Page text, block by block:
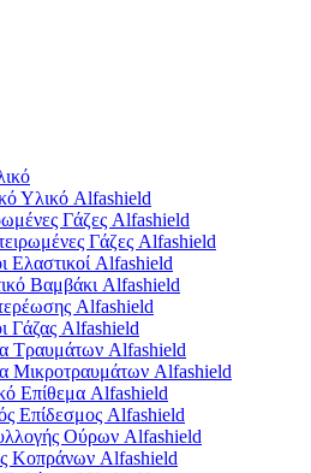
Υλικό Alfashield
Γάζες Alfashield
Γάζες Alfashield
Ελαστικοί Alfashield
Βαμβάκι Alfashield
Alfashield
Γάζας Alfashield
Τραυμάτων Alfashield
Μικροτραυμάτων Alfashield
Eπίθεμα Alfashield
Επίδεσμος Alfashield
Ούρων Alfashield
Κοπράνων Alfashield